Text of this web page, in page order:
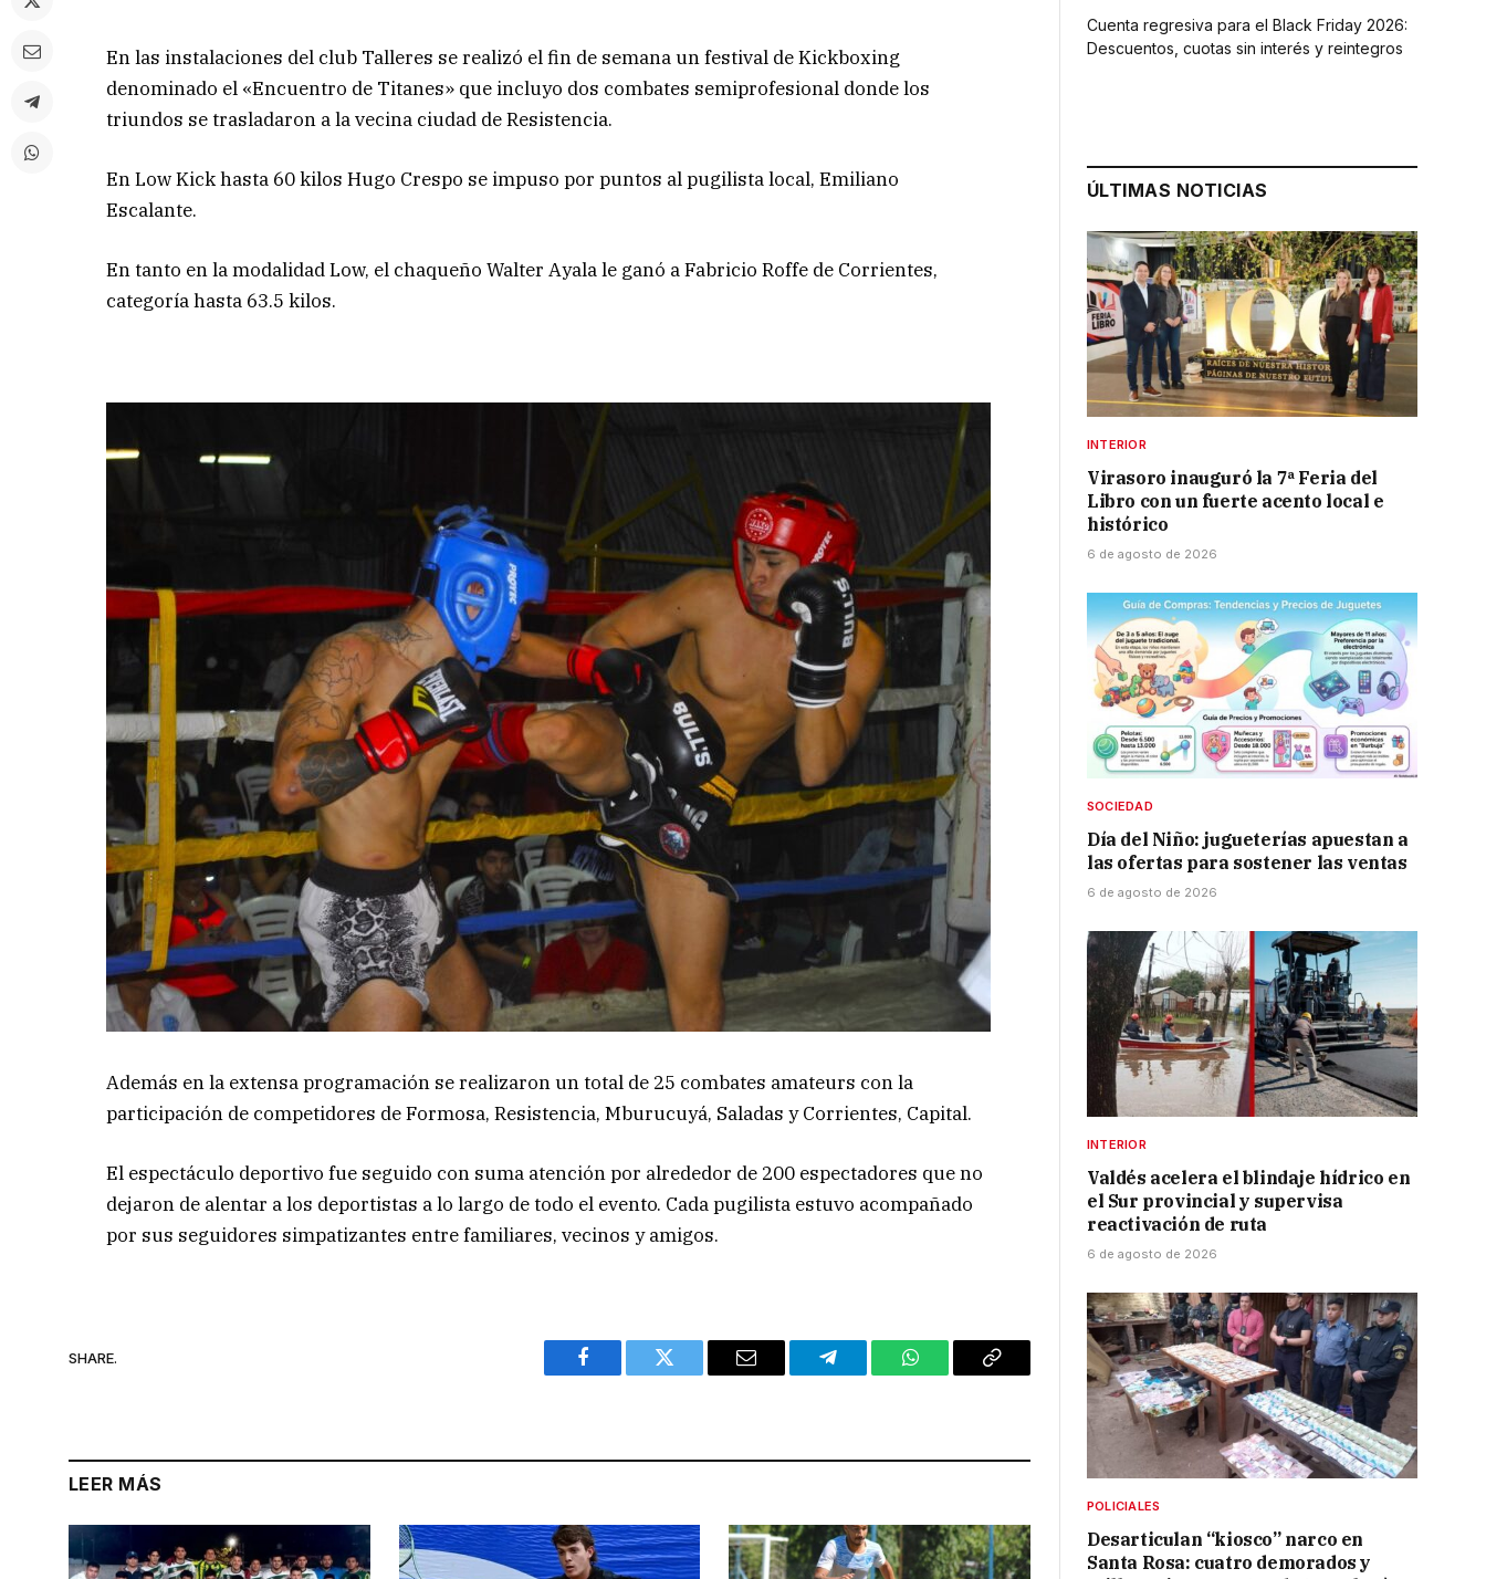
En las instalaciones del club Talleres se realizó el fin de semana un festival de Kickboxing
denominado el «Encuentro de Titanes» que incluyo dos combates semiprofesional donde los
triundos se trasladaron a la vecina ciudad de Resistencia.
En Low Kick hasta 60 kilos Hugo Crespo se impuso por puntos al pugilista local, Emiliano
Escalante.
En tanto en la modalidad Low, el chaqueño Walter Ayala le ganó a Fabricio Roffe de Corrientes,
categoría hasta 63.5 kilos.
Además en la extensa programación se realizaron un total de 25 combates amateurs con la
participación de competidores de Formosa, Resistencia, Mburucuyá, Saladas y Corrientes, Capital.
El espectáculo deportivo fue seguido con suma atención por alrededor de 200 espectadores que no
dejaron de alentar a los deportistas a lo largo de todo el evento. Cada pugilista estuvo acompañado
por sus seguidores simpatizantes entre familiares, vecinos y amigos.
SHARE.
Facebook Twitter Email Telegram WhatsAppCopy
LEER MÁS
Cuenta regresiva para el Black Friday 2026:
Descuentos, cuotas sin interés y reintegros
ÚLTIMAS NOTICIAS
INTERIOR
Virasoro inauguró la 7ª Feria del
Libro con un fuerte acento local e
histórico
6 de agosto de 2026
SOCIEDAD
Día del Niño: jugueterías apuestan a
las ofertas para sostener las ventas
6 de agosto de 2026
INTERIOR
Valdés acelera el blindaje hídrico en
el Sur provincial y supervisa
reactivación de ruta
6 de agosto de 2026
POLICIALES
Desarticulan “kiosco” narco en
Santa Rosa: cuatro demorados y